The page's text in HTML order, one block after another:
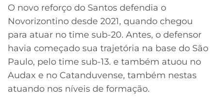
O novo reforço do Santos defendia o
Novorizontino desde 2021, quando chegou
para atuar no time sub-20. Antes, o defensor
havia começado sua trajetória na base do São
Paulo, pelo time sub-13. e também atuou no
Audax e no Catanduvense, também nestas
atuando nos níveis de formação.